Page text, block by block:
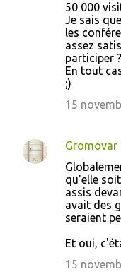
50 000
Je sais
les
assez
participer ?
En tout
;)
15
Gromovar
qu'elle
assis
avait des
seraient
Et oui,
15